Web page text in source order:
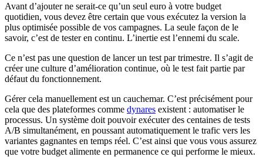
Avant d’ajouter ne serait-ce qu’un seul euro à votre budget
quotidien, vous devez être certain que vous exécutez la version la
plus optimisée possible de vos campagnes. La seule façon de le
savoir, c’est de tester en continu. L’inertie est l’ennemi du scale.
Ce n’est pas une question de lancer un test par trimestre. Il s’agit de
créer une culture d’amélioration continue, où le test fait partie par
défaut du fonctionnement.
Gérer cela manuellement est un cauchemar. C’est précisément pour
cela que des plateformes comme dynares existent : automatiser le
processus. Un système doit pouvoir exécuter des centaines de tests
A/B simultanément, en poussant automatiquement le trafic vers les
variantes gagnantes en temps réel. C’est ainsi que vous vous assurez
que votre budget alimente en permanence ce qui performe le mieux.